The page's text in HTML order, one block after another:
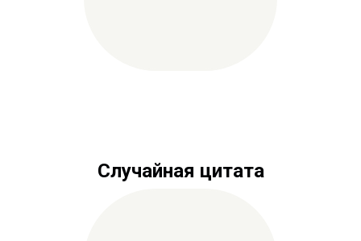
Случайная цитата